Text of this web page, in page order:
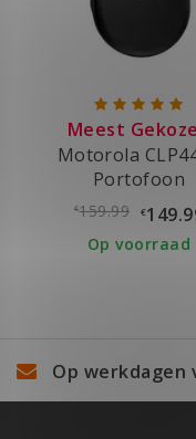
Meest
Motorola
Portofoon
€159.99 €
Op voorraad
Op werkdagen